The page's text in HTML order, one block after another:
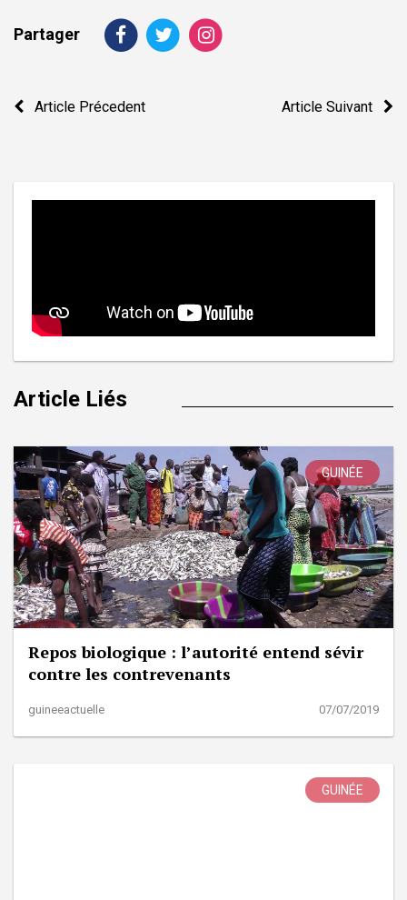
Partager
Navigation
Article Précedent Article Suivant
Article Liés
GUINÉE
Repos biologique : l’autorité entend sévir
contre les contrevenants
guineeactuelle 07/07/2019
GUINÉE